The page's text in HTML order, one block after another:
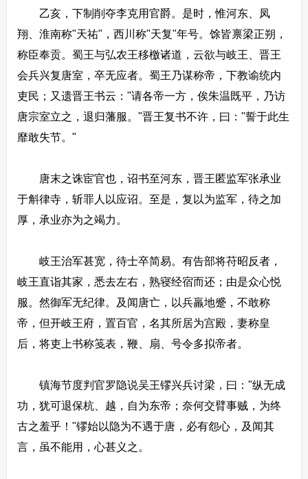
乙亥，下制削夺李克用官爵。是时，惟河东、凤
翔、淮南称"天祐"，西川称"天复"年号。馀皆禀梁正朔，
称臣奉贡。蜀王与弘农王移檄诸道，云欲与岐王、晋王
会兵兴复唐室，卒无应者。蜀王乃谋称帝，下教谕统内
吏民；又遗晋王书云："请各帝一方，俟朱温既平，乃访
唐宗室立之，退归藩服。"晋王复书不许，曰："誓于此生
靡敢失节。"
唐末之诛宦官也，诏书至河东，晋王匿监军张承业
于斛律寺，斩罪人以应诏。至是，复以为监军，待之加
厚，承业亦为之竭力。
岐王治军甚宽，待士卒简易。有告部将苻昭反者，
岐王直诣其家，悉去左右，熟寝经宿而还；由是众心悦
服。然御军无纪律。及闻唐亡，以兵羸地蹙，不敢称
帝，但开岐王府，置百官，名其所居为宫殿，妻称皇
后，将吏上书称笺表，鞭、扇、号令多拟帝者。
镇海节度判官罗隐说吴王镠兴兵讨梁，曰："纵无成
功，犹可退保杭、越，自为东帝；奈何交臂事贼，为终
古之羞乎！"镠始以隐为不遇于唐，必有怨心，及闻其
言，虽不能用，心甚义之。